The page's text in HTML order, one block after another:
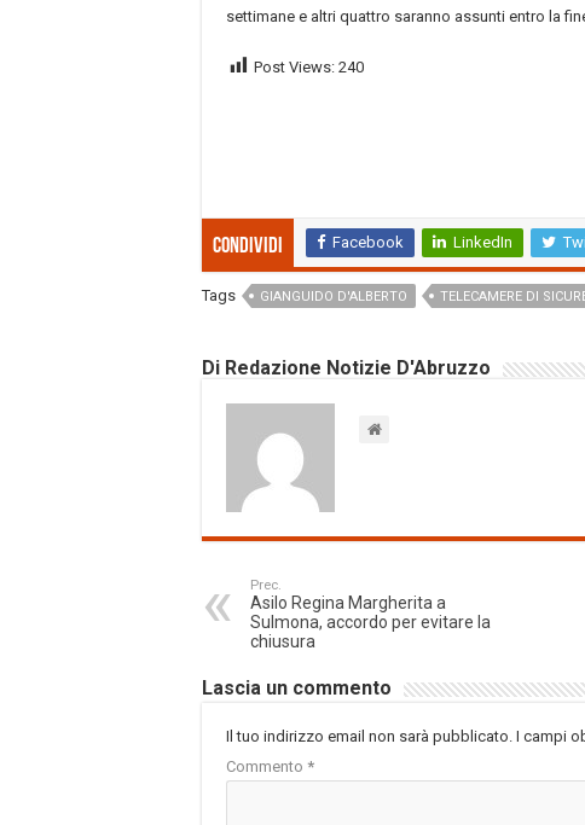
settimane e altri quattro saranno assunti entro la
Post Views: 240
Condividi Facebook LinkedIn
Tags GIANGUIDO D'ALBERTO TELECAMERE DI
Di Redazione Notizie D'Abruzzo
Prec.
Asilo Regina Margherita a
Sulmona, accordo per evitare la
chiusura
Lascia un commento
Il tuo indirizzo email non sarà pubblicato. I campi
Commento *